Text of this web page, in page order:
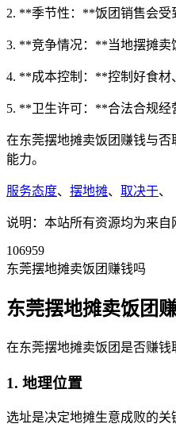
2. **季节性：**饭团销售会受
3. **竞争情况：**当地摆摊卖
4. **成本控制：**控制好食材
5. **卫生许可：**合法合规经
在东莞摆地摊卖饭团赚钱与
能力。
服务态度、 摆地摊、 取决于、
说明：本站所有资源均为来自
106959
东莞摆地摊卖饭团赚钱吗
东莞摆地摊卖饭团赚
在东莞摆地摊卖饭团是否赚
1. 地理位置
选址是决定地摊生意成败的